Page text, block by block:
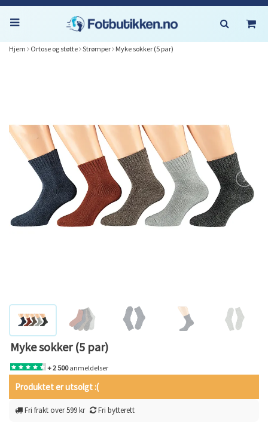
Hjem Ortose og støtte Strømper Myke sokker (5 par)
Myke sokker (5 par)
+ 2 500anmeldelser
Produktet er utsolgt :(
Fri frakt over 599 kr Fri bytterett